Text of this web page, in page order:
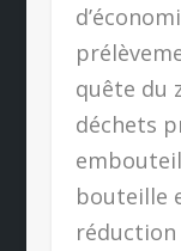
quête du
déchets
bouteille
réduction